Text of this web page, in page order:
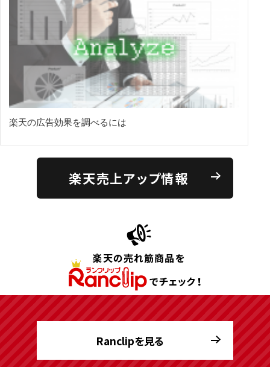
楽天の広告効果を調べるには
楽天売上アップ情報
Ranclipを見る